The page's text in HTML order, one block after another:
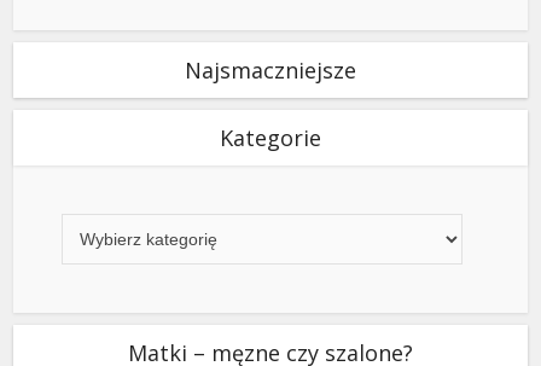
Najsmaczniejsze
Kategorie
Matki – męzne czy szalone?